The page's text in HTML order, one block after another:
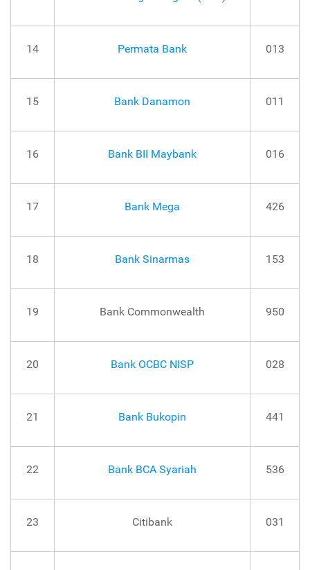
14 Permata Bank 013
15 Bank Danamon 011
16 Bank BII Maybank 016
17 Bank Mega 426
18 Bank Sinarmas 153
19 Bank Commonwealth 950
20 Bank OCBC NISP 028
21 Bank Bukopin 441
22 Bank BCA Syariah 536
23 Citibank 031